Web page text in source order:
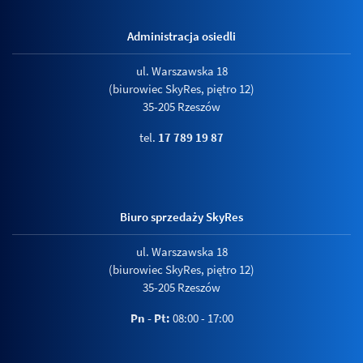
Administracja osiedli
ul. Warszawska 18
(biurowiec SkyRes, piętro 12)
35-205 Rzeszów
tel. 17 789 19 87
Biuro sprzedaży SkyRes
ul. Warszawska 18
(biurowiec SkyRes, piętro 12)
35-205 Rzeszów
Pn - Pt: 08:00 - 17:00